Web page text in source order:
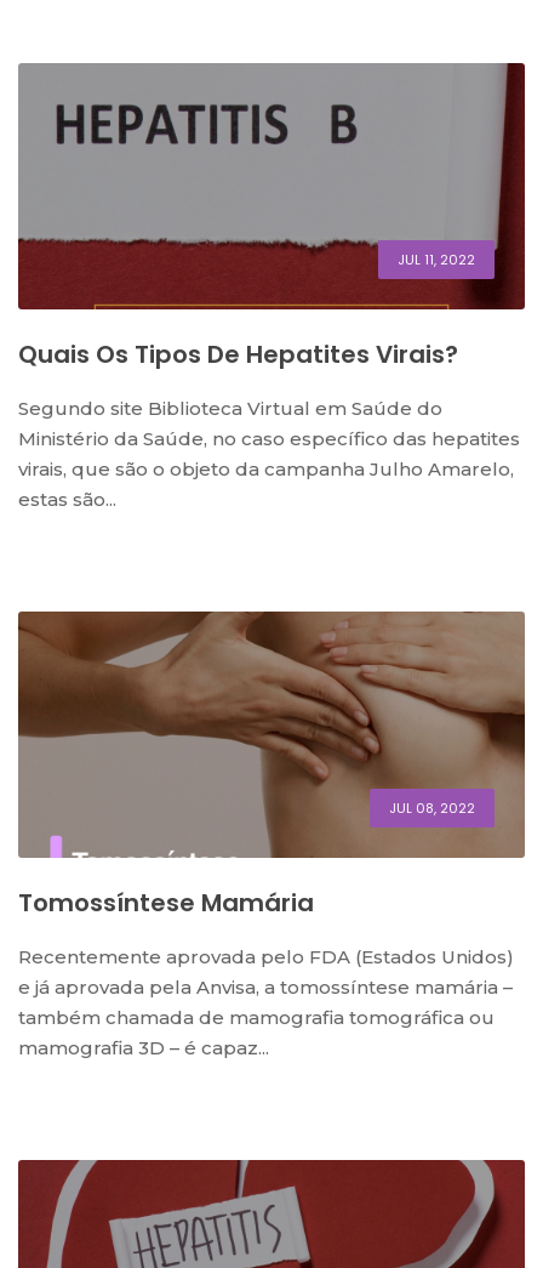
JUL 11, 2022
Quais Os Tipos De Hepatites Virais?
Segundo site Biblioteca Virtual em Saúde do
Ministério da Saúde, no caso específico das hepatites
virais, que são o objeto da campanha Julho Amarelo,
estas são...
JUL 08, 2022
Tomossíntese Mamária
Recentemente aprovada pelo FDA (Estados Unidos)
e já aprovada pela Anvisa, a tomossíntese mamária –
também chamada de mamografia tomográfica ou
mamografia 3D – é capaz...